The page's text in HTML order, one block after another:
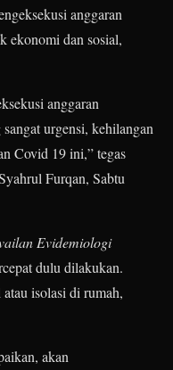
anggaran
ekonomi dan sosial,
anggaran
urgensi, kehilangan
Covid 19 ini,” tegas
Furqan, Sabtu
Evidemiologi
dulu dilakukan.
isolasi di rumah,
akan